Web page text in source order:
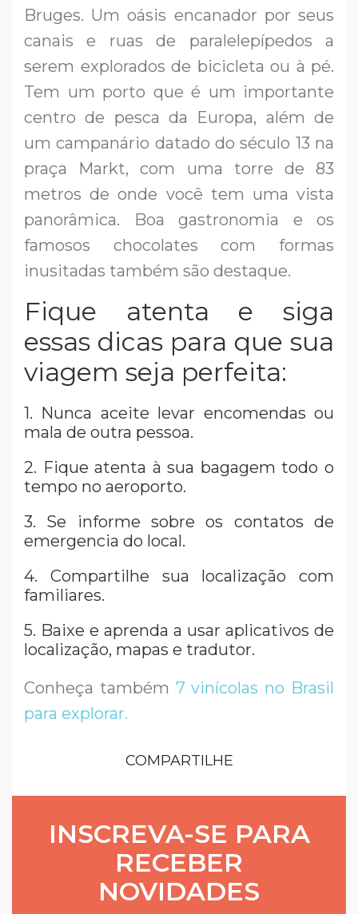
Bruges. Um oásis encanador por seus
canais e ruas de paralelepípedos a
serem explorados de bicicleta ou à pé.
Tem um porto que é um importante
centro de pesca da Europa, além de
um campanário datado do século 13 na
praça Markt, com uma torre de 83
metros de onde você tem uma vista
panorâmica. Boa gastronomia e os
famosos chocolates com formas
inusitadas também são destaque.
Fique atenta e siga
essas dicas para que sua
viagem seja perfeita:
1. Nunca aceite levar encomendas ou
mala de outra pessoa.
2. Fique atenta à sua bagagem todo o
tempo no aeroporto.
3. Se informe sobre os contatos de
emergencia do local.
4. Compartilhe sua localização com
familiares.
5. Baixe e aprenda a usar aplicativos de
localização, mapas e tradutor.
Conheça também 7 vinícolas no Brasil
para explorar.
COMPARTILHE
INSCREVA-SE PARA
RECEBER
NOVIDADES